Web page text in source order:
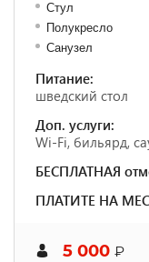
Стул
Полукресло
Санузел
Питание:
шведский стол
Доп. услуги:
Wi-Fi, бильярд,
БЕСПЛАТНАЯ
ПЛАТИТЕ НА
5 000 ₽